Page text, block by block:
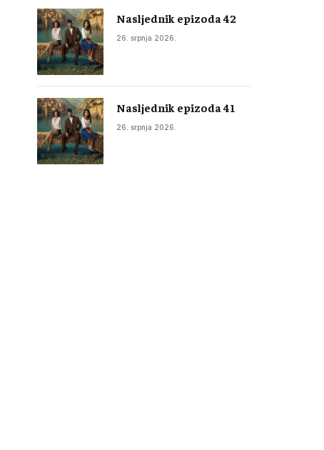
Nasljednik epizoda 42
26. srpnja 2026.
Nasljednik epizoda 41
26. srpnja 2026.